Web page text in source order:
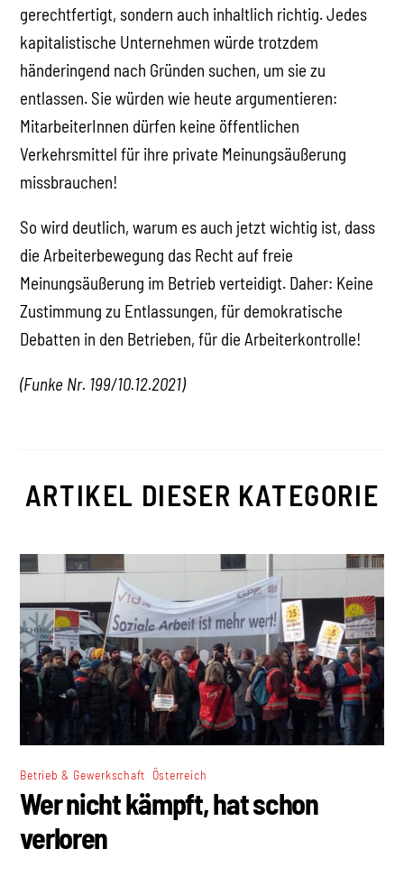
gerechtfertigt, sondern auch inhaltlich richtig. Jedes
kapitalistische Unternehmen würde trotzdem
händeringend nach Gründen suchen, um sie zu
entlassen. Sie würden wie heute argumentieren:
MitarbeiterInnen dürfen keine öffentlichen
Verkehrsmittel für ihre private Meinungsäußerung
missbrauchen!
So wird deutlich, warum es auch jetzt wichtig ist, dass
die Arbeiterbewegung das Recht auf freie
Meinungsäußerung im Betrieb verteidigt. Daher: Keine
Zustimmung zu Entlassungen, für demokratische
Debatten in den Betrieben, für die Arbeiterkontrolle!
(Funke Nr. 199/10.12.2021)
ARTIKEL DIESER KATEGORIE
Betrieb & Gewerkschaft Österreich
Wer nicht kämpft, hat schon
verloren